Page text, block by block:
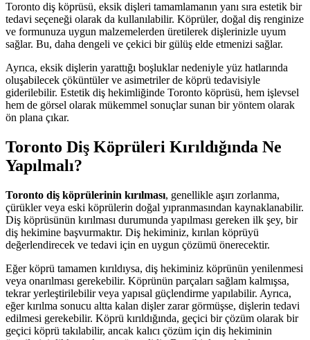
Toronto diş köprüsü, eksik dişleri tamamlamanın yanı sıra estetik bir
tedavi seçeneği olarak da kullanılabilir. Köprüler, doğal diş renginize
ve formunuza uygun malzemelerden üretilerek dişlerinizle uyum
sağlar. Bu, daha dengeli ve çekici bir gülüş elde etmenizi sağlar.
Ayrıca, eksik dişlerin yarattığı boşluklar nedeniyle yüz hatlarında
oluşabilecek çöküntüler ve asimetriler de köprü tedavisiyle
giderilebilir. Estetik diş hekimliğinde Toronto köprüsü, hem işlevsel
hem de görsel olarak mükemmel sonuçlar sunan bir yöntem olarak
ön plana çıkar.
Toronto Diş Köprüleri Kırıldığında Ne
Yapılmalı?
Toronto diş köprülerinin kırılması, genellikle aşırı zorlanma,
çürükler veya eski köprülerin doğal yıpranmasından kaynaklanabilir.
Diş köprüsünün kırılması durumunda yapılması gereken ilk şey, bir
diş hekimine başvurmaktır. Diş hekiminiz, kırılan köprüyü
değerlendirecek ve tedavi için en uygun çözümü önerecektir.
Eğer köprü tamamen kırıldıysa, diş hekiminiz köprünün yenilenmesi
veya onarılması gerekebilir. Köprünün parçaları sağlam kalmışsa,
tekrar yerleştirilebilir veya yapısal güçlendirme yapılabilir. Ayrıca,
eğer kırılma sonucu altta kalan dişler zarar görmüşse, dişlerin tedavi
edilmesi gerekebilir. Köprü kırıldığında, geçici bir çözüm olarak bir
geçici köprü takılabilir, ancak kalıcı çözüm için diş hekiminin